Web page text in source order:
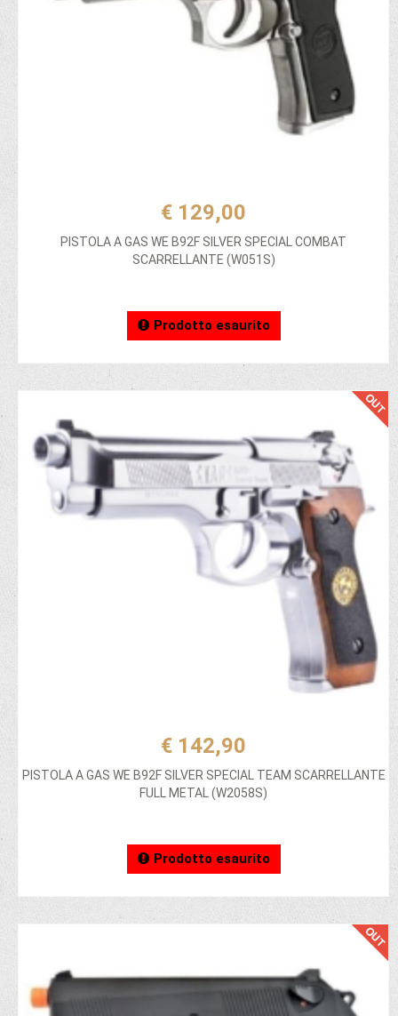
€ 129,00
PISTOLA A GAS WE B92F SILVER SPECIAL COMBAT
SCARRELLANTE (W051S)
Prodotto esaurito
€ 142,90
PISTOLA A GAS WE B92F SILVER SPECIAL TEAM SCARRELLANTE
FULL METAL (W2058S)
Prodotto esaurito